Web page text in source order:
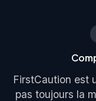
FirstCaution est
pas toujours la